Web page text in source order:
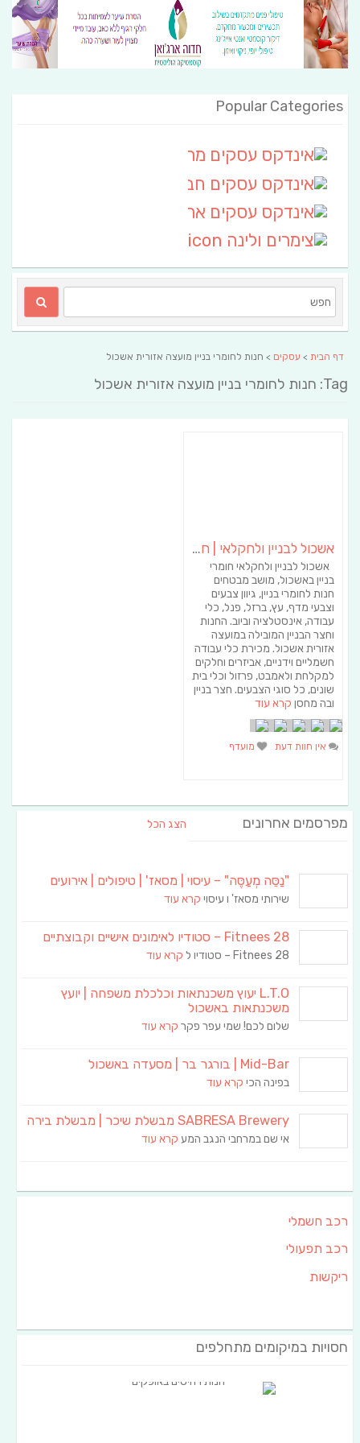
Popular Categories
דף הבית > עסקים > חנות לחומרי בניין מועצה אזורית אשכול
Tag: חנות לחומרי בניין מועצה אזורית אשכול
אשכול לבניין ולחקלאי | חומרי בניין באשכול
אשכול לבניין ולחקלאי חומרי
בניין באשכול, מושב מבטחים
חנות לחומרי בניין, גיוון צבעים
וצבעי מדף, עץ, ברזל, פנל, כלי
עבודה, אינסטלציה וביוב. החנות
וחצר הבניין המובילה במועצה
אזורית אשכול. מכירת כלי עבודה
חשמליים וידניים, אביזרים וחלקים
למקלחת ולאמבט, פרזול וכלי בית
שונים, כל סוגי הצבעים. חצר בניין
ובה מחסן קרא עוד
אין חוות דעת מועדף
מפרסמים אחרונים הצג הכל
"נַסֵּה מְעַסֶּה" – עיסוי | מסאז' | טיפולים | אירועים
שירותי מסאז' ו עיסוי קרא עוד
Fitnees 28 – סטודיו לאימונים אישיים וקבוצתיים
Fitnees 28 – סטודיו ל קרא עוד
L.T.O יעוץ משכנתאות וכלכלת משפחה | יועץ
משכנתאות באשכול
שלום לכם! שמי עפר פקר קרא עוד
Mid-Bar | בורגר בר | מסעדה באשכול
בפינה הכי קרא עוד
SABRESA Brewery מבשלת שיכר | מבשלת בירה
אי שם במרחבי הנגב המע קרא עוד
רכב חשמלי
רכב תפעולי
ריקשות
חסויות במיקומים מתחלפים